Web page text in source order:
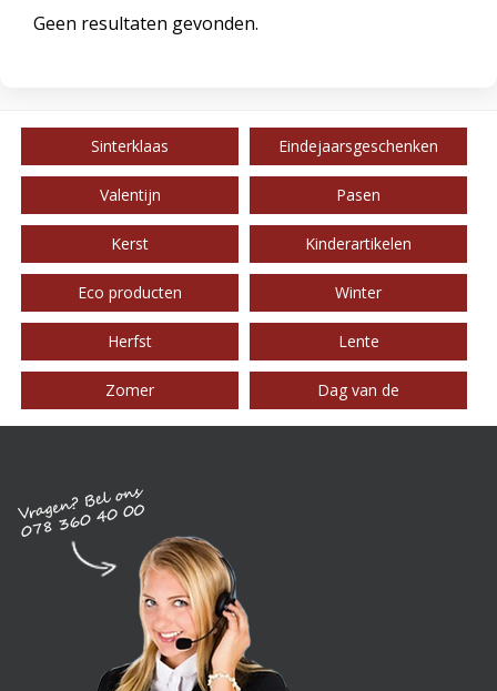
Geen resultaten gevonden.
Sinterklaas Eindejaarsgeschenken
Valentijn Pasen
Kerst Kinderartikelen
Eco producten Winter
Herfst Lente
Zomer Dag van de